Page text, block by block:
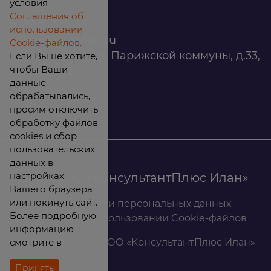
infomarket@ilan.su
г. Красноярск, ул. Парижской коммуны, д.33,
помещ. 302
ИНН: 2465263327
© 2026 ООО «КонсультантПлюс Илан»
Политика обработки персональных данных
Соглашение об использовании Cookie-файлов
Результаты СОУТ ООО «КонсультантПлюс Илан»
условия
Соглашения об
использовании
Cookie-файлов.
Если Вы не хотите,
чтобы Ваши
данные
обрабатывались,
просим отключить
обработку файлов
cookies и сбор
пользовательских
данных в
настройках
Вашего браузера
или покинуть сайт.
Более подробную
информацию
смотрите в
Принять